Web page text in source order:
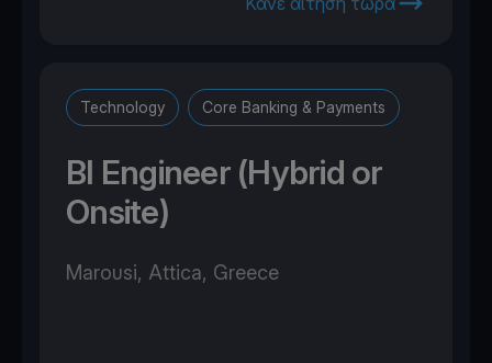
Technology Core Banking & Payments
BI Engineer (Hybrid or
Onsite)
Marousi, Attica, Greece